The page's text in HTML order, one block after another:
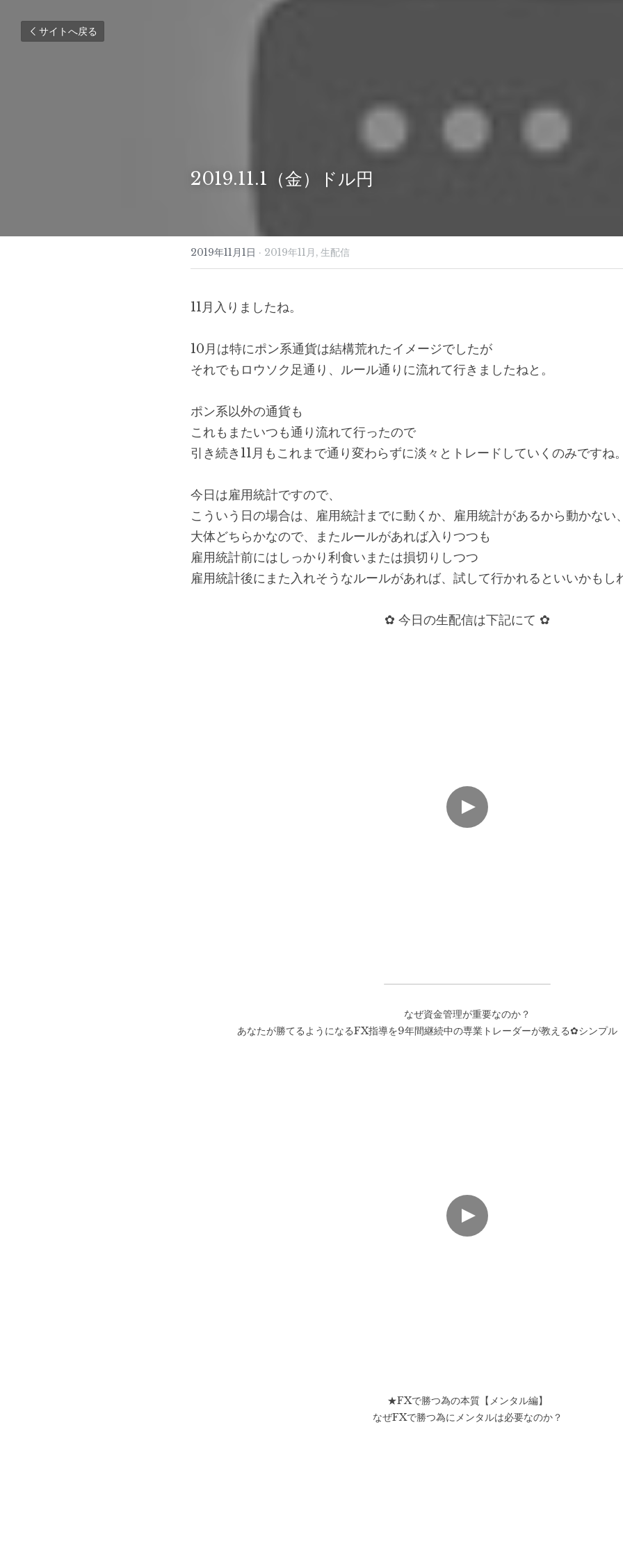
サイトへ戻る
2019.11.1（金）ドル円
2019年11月1日 · 2019年11月, 生配信
11月入りましたね。
10月は特にポン系通貨は結構荒れたイメージでしたが
それでもロウソク足通り、ルール通りに流れて行きましたねと。
ポン系以外の通貨も
これもまたいつも通り流れて行ったので
引き続き11月もこれまで通り変わらずに淡々とトレードしていくのみですね。
今日は雇用統計ですので、
こういう日の場合は、雇用統計までに動くか、雇用統計があるから動かない、
大体どちらかなので、またルールがあれば入りつつも
雇用統計前にはしっかり利食いまたは損切りしつつ
雇用統計後にまた入れそうなルールがあれば、試して行かれるといいかもし
✿ 今日の生配信は下記にて ✿
なぜ資金管理が重要なのか？
あなたが勝てるようになるFX指導を9年間継続中の専業トレーダーが教える✿シンプル
★FXで勝つ為の本質【メンタル編】
なぜFXで勝つ為にメンタルは必要なのか？